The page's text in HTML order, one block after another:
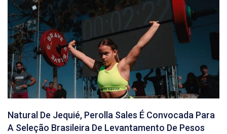
Natural De Jequié, Perolla Sales É Convocada Para
A Seleção Brasileira De Levantamento De Pesos